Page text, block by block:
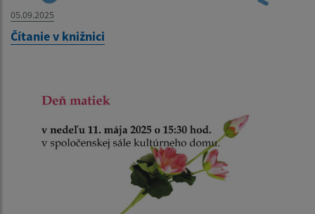
05.09.2025
Čítanie v knižnici